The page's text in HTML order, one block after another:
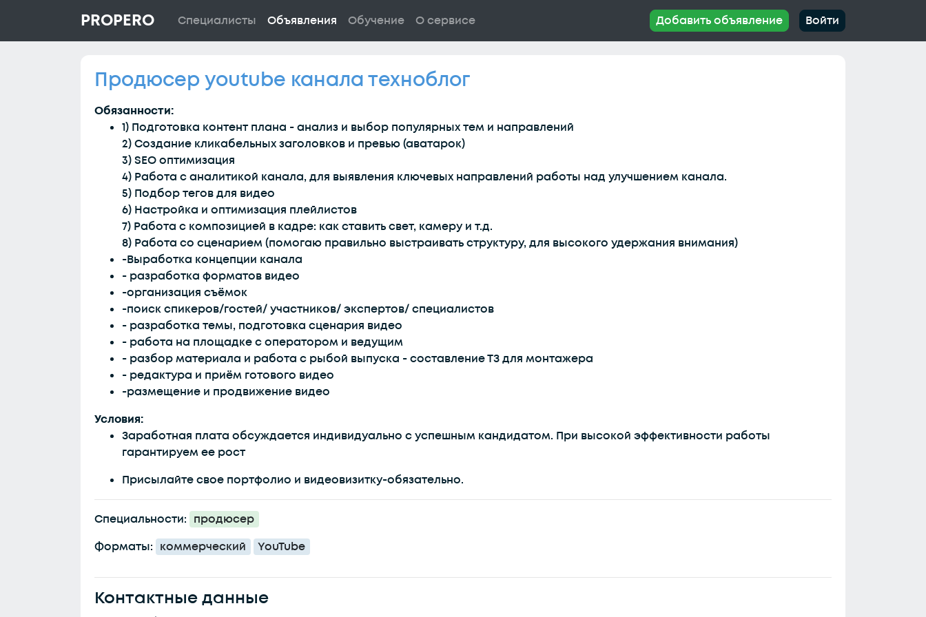
PROPERO Специалисты Объявления Обучение О сервисе Добавить объявление Войти
Продюсер youtube канала техноблог
Обязанности:
1) Подготовка контент плана - анализ и выбор популярных тем и направлений
2) Создание кликабельных заголовков и превью (аватарок)
3) SEO оптимизация
4) Работа с аналитикой канала, для выявления ключевых направлений работы над улучшением канала.
5) Подбор тегов для видео
6) Настройка и оптимизация плейлистов
7) Работа с композицией в кадре: как ставить свет, камеру и т.д.
8) Работа со сценарием (помогаю правильно выстраивать структуру, для высокого удержания внимания)
-Выработка концепции канала
- разработка форматов видео
-организация съёмок
-поиск спикеров/гостей/ участников/ экспертов/ специалистов
- разработка темы, подготовка сценария видео
- работа на площадке с оператором и ведущим
- разбор материала и работа с рыбой выпуска - составление ТЗ для монтажера
- редактура и приём готового видео
-размещение и продвижение видео
Условия:
Заработная плата обсуждается индивидуально с успешным кандидатом. При высокой эффективности работы
гарантируем ее рост
Присылайте свое портфолио и видеовизитку-обязательно.
Специальности: продюсер
Форматы: коммерческий YouTube
Контактные данные